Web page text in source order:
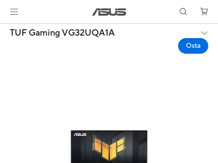
TUF Gaming VG32UQA1A
Osta